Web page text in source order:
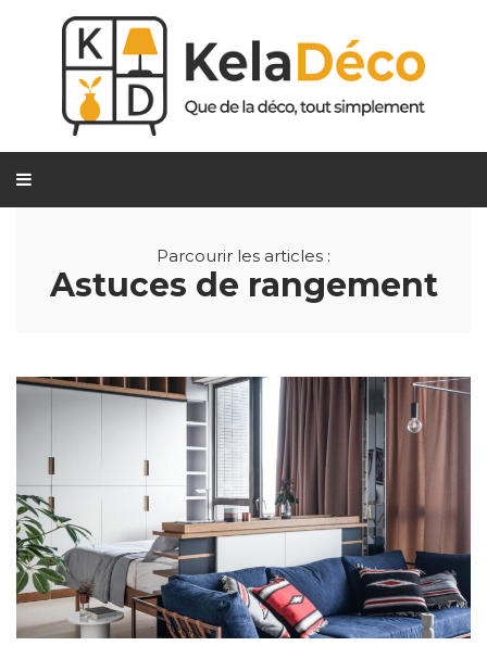
Parcourir les articles :
Astuces de rangement